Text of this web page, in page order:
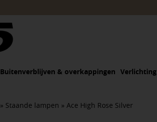
Buitenverblijven & overkappingen Verlichting
» Staande lampen » Ace High Rose Silver